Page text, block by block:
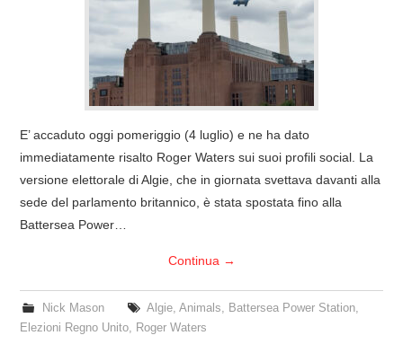
DISCOGRAFIA
LINKS
CONTATTI
POLICY/COOKIES
E’ accaduto oggi pomeriggio (4 luglio) e ne ha dato
immediatamente risalto Roger Waters sui suoi profili social. La
versione elettorale di Algie, che in giornata svettava davanti alla
sede del parlamento britannico, è stata spostata fino alla
Battersea Power…
Continua →
Nick Mason Algie, Animals, Battersea Power Station,
Elezioni Regno Unito, Roger Waters